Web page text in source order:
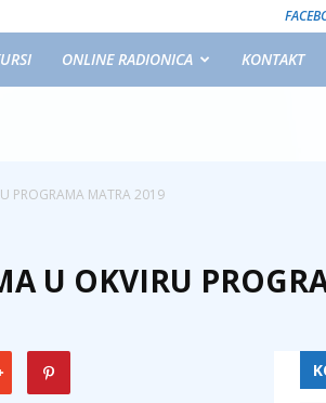
ONLINE RADIONICA KONTAKT
PROGRAMA MATRA 2019
U OKVIRU